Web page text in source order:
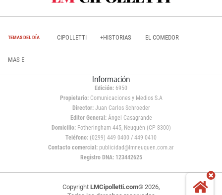
TEMAS DEL DÍA CIPOLLETTI +HISTORIAS EL COMEDOR
MAS E
Información
Edición: 6950
Propietario:Comunicaciones y Medios S.A
Director: Juan Carlos Schroeder
Editor General:Ángel Casagrande
Domicilio:Fotheringham 445, Neuquén (CP 8300)
Teléfono: (0299) 449 0400 / 449 0410
Contacto comercial: publicidad@lmneuquen.com.ar
Registro DNA: 123442625
Copyright LMCipolletti.com© 2026,